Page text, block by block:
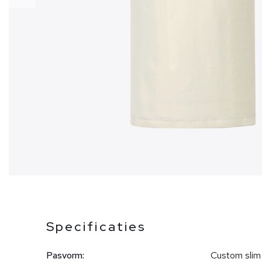
Specificaties
Pasvorm: Custom